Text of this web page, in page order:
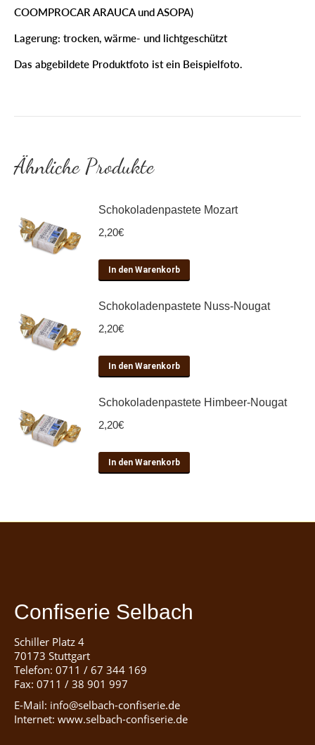
COOMPROCAR ARAUCA und ASOPA)
Lagerung: trocken, wärme- und lichtgeschützt
Das abgebildete Produktfoto ist ein Beispielfoto.
Ähnliche Produkte
Schokoladenpastete Mozart
2,20€
In den Warenkorb
Schokoladenpastete Nuss-Nougat
2,20€
In den Warenkorb
Schokoladenpastete Himbeer-Nougat
2,20€
In den Warenkorb
Confiserie Selbach
Schiller Platz 4
70173 Stuttgart
Telefon: 0711 / 67 344 169
Fax: 0711 / 38 901 997
E-Mail: info@selbach-confiserie.de
Internet: www.selbach-confiserie.de